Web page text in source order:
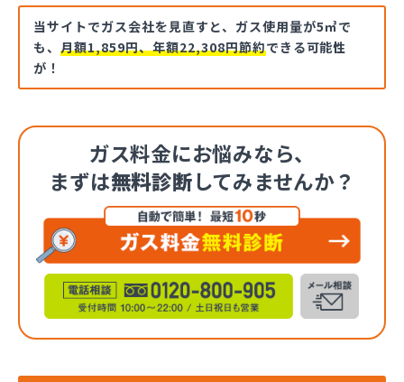
当サイトでガス会社を見直すと、ガス使用量が5㎥で
も、 月額1,859円、年額22,308円節約できる可能性
が！
ガス料金にお悩みなら、
まずは無料診断してみませんか？